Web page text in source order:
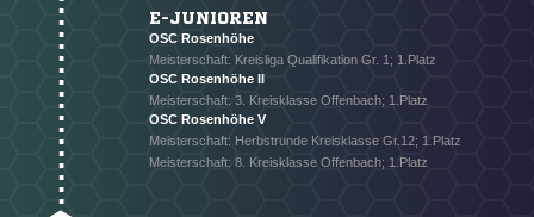
E-JUNIOREN
OSC Rosenhöhe
Meisterschaft: Kreisliga Qualifikation Gr. 1; 1.Platz
OSC Rosenhöhe II
Meisterschaft: 3. Kreisklasse Offenbach; 1.Platz
OSC Rosenhöhe V
Meisterschaft: Herbstrunde Kreisklasse Gr.12; 1.Platz
Meisterschaft: 8. Kreisklasse Offenbach; 1.Platz